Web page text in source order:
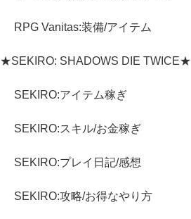
RPG Vanitas:装備/アイテム
★SEKIRO: SHADOWS DIE TWICE★
SEKIRO:アイテム稼ぎ
SEKIRO:スキル/お金稼ぎ
SEKIRO:プレイ日記/感想
SEKIRO:攻略/お得なやり方